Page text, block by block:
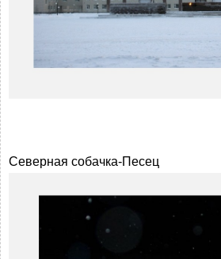
Северная собачка-Песец